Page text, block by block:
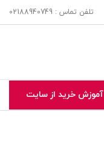
تلفن تماس : 02188940749
آموزش خرید از سایت